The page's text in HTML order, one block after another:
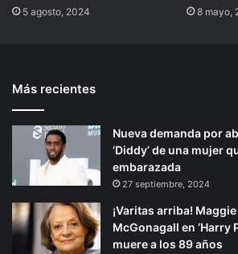
5 agosto, 2024 8 mayo,
Más recientes
Nueva demanda por
‘Diddy’ de una mujer
embarazada
27 septiembre, 2024
¡Varitas arriba!
McGonagall en ‘Harry
muere a los 89 años